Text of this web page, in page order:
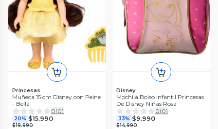
Princesas
Muñeca 15 cm Disney con Peine
- Bella
0(0)
20% $15.990
$19.990
Disney
Mochila Bolso Infantil Princesas
De Disney Niñas Rosa
0(0)
33% $9.990
$14.990